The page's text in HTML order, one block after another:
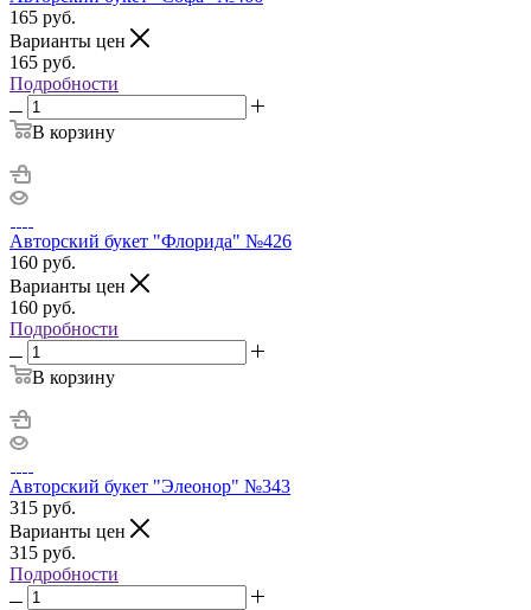
165 руб.
Варианты цен
165 руб.
Подробности
В корзину
Авторский букет "Флорида" №426
160 руб.
Варианты цен
160 руб.
Подробности
В корзину
Авторский букет "Элеонор" №343
315 руб.
Варианты цен
315 руб.
Подробности